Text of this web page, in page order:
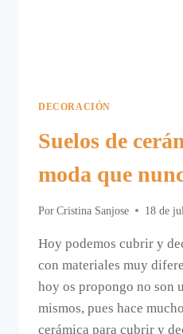
DECORACIÓN
Suelos de
moda que
Por Cristina Sanjose 18 de
Hoy podemos cubrir y
con materiales muy
hoy os propongo no son
mismos, pues hace
cerámica para cubrir y